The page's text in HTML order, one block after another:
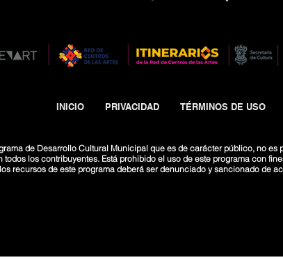
INICIO PRIVACIDAD TÉRMINOS DE USO
de Desarrollo Cultural Municipal que es de carácter público, no
los contribuyentes. Está prohibido el uso de este programa con
recursos de este programa deberá ser denunciado y sancionado de